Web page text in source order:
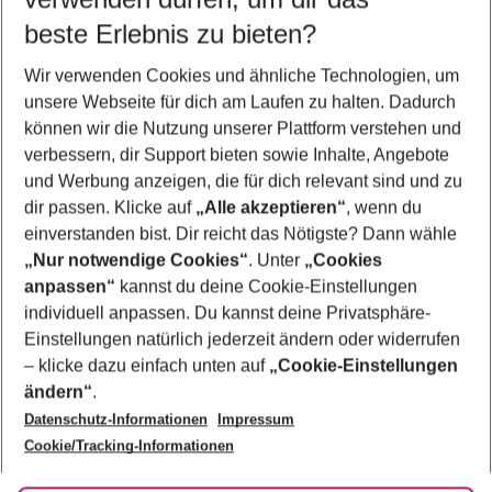
5-8 Nächte
2 Erwachsene Keine Kinder
Mehr Filter anzeigen
Footer
Footer navigation
Über uns
AGB
Bestpreisgarantie
Cookie-Einstellungen ändern
Cookie-Richtlinie
Agenturbetreuung
Barrierefreies Reisen
Folge uns
beste Erlebnis zu bieten?
Wir verwenden Cookies und ähnliche Technologien, um
unsere Webseite für dich am Laufen zu halten. Dadurch
können wir die Nutzung unserer Plattform verstehen und
verbessern, dir Support bieten sowie Inhalte, Angebote
und Werbung anzeigen, die für dich relevant sind und zu
dir passen. Klicke auf „Alle akzeptieren“, wenn du
einverstanden bist. Dir reicht das Nötigste? Dann wähle
„Nur notwendige Cookies“. Unter „Cookies
anpassen“ kannst du deine Cookie-Einstellungen
individuell anpassen. Du kannst deine Privatsphäre-
Einstellungen natürlich jederzeit ändern oder widerrufen
– klicke dazu einfach unten auf „Cookie-Einstellungen
ändern“.
Datenschutz-Informationen
Impressum
Cookie/Tracking-Informationen